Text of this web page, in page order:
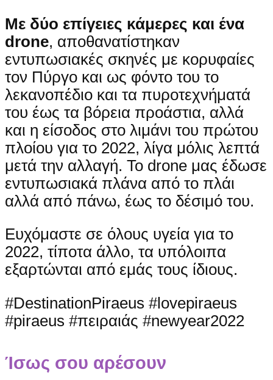
Με δύο επίγειες κάμερες και ένα
drone, αποθανατίστηκαν
εντυπωσιακές σκηνές με κορυφαίες
τον Πύργο και ως φόντο του το
λεκανοπέδιο και τα πυροτεχνήματά
του έως τα βόρεια προάστια, αλλά
και η είσοδος στο λιμάνι του πρώτου
πλοίου για το 2022, λίγα μόλις λεπτά
μετά την αλλαγή. Το drone μας έδωσε
εντυπωσιακά πλάνα από το πλάι
αλλά από πάνω, έως το δέσιμό του.
Ευχόμαστε σε όλους υγεία για το
2022, τίποτα άλλο, τα υπόλοιπα
εξαρτώνται από εμάς τους ίδιους.
#DestinationPiraeus #lovepiraeus
#piraeus #πειραιάς #newyear2022
Ίσως σου αρέσουν